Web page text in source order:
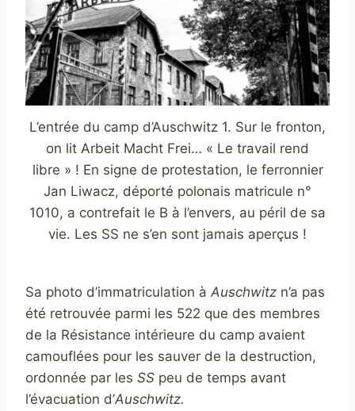
L’entrée du camp d’Auschwitz 1. Sur le fronton,
on lit Arbeit Macht Frei… « Le travail rend
libre » ! En signe de protestation, le ferronnier
Jan Liwacz, déporté polonais matricule n°
1010, a contrefait le B à l’envers, au péril de sa
vie. Les SS ne s’en sont jamais aperçus !
Sa photo d’immatriculation à Auschwitz n’a pas
été retrouvée parmi les 522 que des membres
de la Résistance intérieure du camp avaient
camouflées pour les sauver de la destruction,
ordonnée par les SS peu de temps avant
l’évacuation d’Auschwitz.